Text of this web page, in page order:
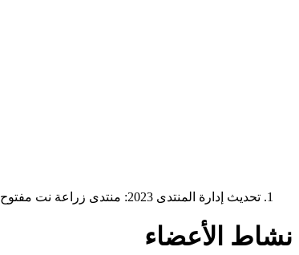
تحديث إدارة المنتدى 2023: منتدى زراعة نت مفتوح حاليا للقراءة فقط، ولا يقبل مشاركات جديدة. يمكنكم استخدام الشريط الظاهر أعلاه للبحث في كافة مواضيع المدوّنة والمنتدى.
نشاط الأعضاء